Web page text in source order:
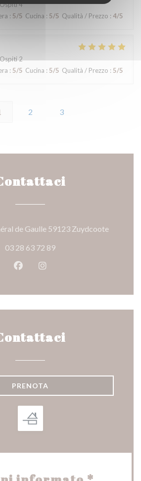
4
: 5/5 Cucina : 5/5 Qualità / Prezzo : 4/5
2
: 5/5 Cucina : 5/5 Qualità / Prezzo : 5/5
2 3
de Gaulle 59123 Zuydcoote((apre
03 28 63 72 89
Facebook ((apre una nuova
Instagram ((apre una
PRENOTA